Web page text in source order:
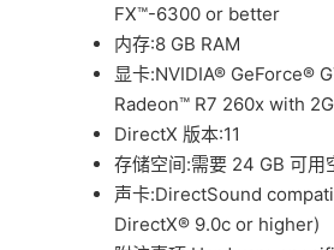
FX™-6300 or better
内存:8 GB RAM
显卡:NVIDIA® GeForce®
Radeon™ R7 260x with
DirectX 版本:11
存储空间:需要 24 GB 可用
声卡:DirectSound
DirectX® 9.0c or higher)